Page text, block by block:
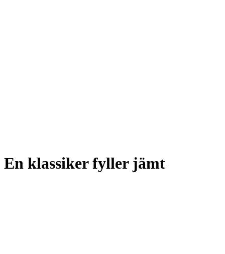
En klassiker fyller jämt